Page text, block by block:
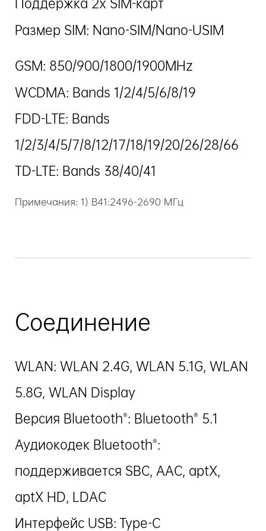
Поддержка 2х SIM-карт
Размер SIM: Nano-SIM/Nano-USIM
GSM: 850/900/1800/1900MHz
WCDMA: Bands 1/2/4/5/6/8/19
FDD-LTE: Bands
1/2/3/4/5/7/8/12/17/18/19/20/26/28/66
TD-LTE: Bands 38/40/41
Примечания: 1) B41:2496-2690 МГц
Соединение
WLAN: WLAN 2.4G, WLAN 5.1G, WLAN
5.8G, WLAN Display
Версия Bluetooth®: Bluetooth® 5.1
Аудиокодек Bluetooth®:
поддерживается SBC, AAC, aptX,
aptX HD, LDAC
Интерфейс USB: Type-C